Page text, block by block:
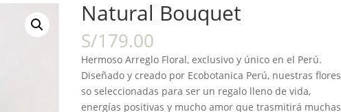
Natural Bouquet
S/179.00
Hermoso Arreglo Floral, exclusivo y único en el Perú.
Diseñado y creado por Ecobotanica Perú, nuestras flores
so seleccionadas para ser un regalo lleno de vida,
energías positivas y mucho amor que trasmitirá muchas